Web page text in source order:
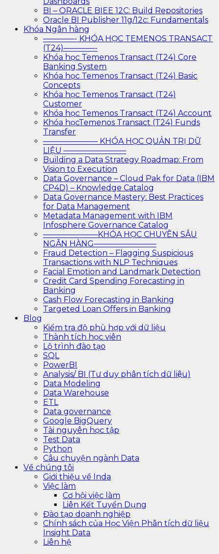
BI – ORACLE BIEE 12C: Build Repositories
Oracle BI Publisher 11g/12c: Fundamentals
Khóa Ngân hàng
————- KHÓA HỌC TEMENOS TRANSACT
(T24)————-
Khóa học Temenos Transact (T24) Core
Banking System
Khóa học Temenos Transact (T24) Basic
Concepts
Khóa học Temenos Transact (T24)
Customer
Khóa học Temenos Transact (T24) Account
Khóa họcTemenos Transact (T24) Funds
Transfer
——————— KHÓA HỌC QUẢN TRỊ DỮ
LIỆU ————————
Building a Data Strategy Roadmap: From
Vision to Execution
Data Governance – Cloud Pak for Data (IBM
CP4D) – Knowledge Catalog
Data Governance Mastery: Best Practices
for Data Management
Metadata Management with IBM
Infosphere Governance Catalog
———————KHÓA HỌC CHUYÊN SÂU
NGÂN HÀNG————————
Fraud Detection – Flagging Suspicious
Transactions with NLP Techniques
Facial Emotion and Landmark Detection
Credit Card Spending Forecasting in
Banking
Cash Flow Forecasting in Banking
Targeted Loan Offers in Banking
Blog
Kiểm tra độ phù hợp với dữ liệu
Thành tích học viên
Lộ trình đào tạo
SQL
PowerBI
Analysis/ BI (Tư duy phân tích dữ liệu)
Data Modeling
Data Warehouse
ETL
Data governance
Google BigQuery
Tài nguyên học tập
Test Data
Python
Câu chuyện ngành Data
Về chúng tôi
Giới thiệu về Inda
Việc làm
Cơ hội việc làm
Liên Kết Tuyển Dụng
Đào tạo doanh nghiệp
Chính sách của Học Viện Phân tích dữ liệu
Insight Data
Liên hệ